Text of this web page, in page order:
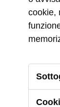
cookie,
Cookie